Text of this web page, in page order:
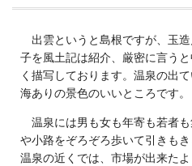
出雲というと島根ですが、玉
子を風土記は紹介、厳密に言う
く描写しております。温泉の出
海ありの景色のいいところです。
温泉には男も女も年寄も若者
や小路をぞろぞろ歩いて引きも
温泉の近くでは、市場が出来た